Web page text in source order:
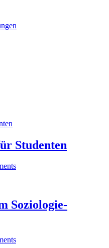
Studenten
Soziologie-